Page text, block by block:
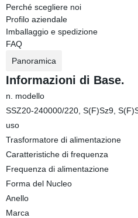
Perché scegliere noi
Profilo aziendale
Imballaggio e spedizione
FAQ
Panoramica
Informazioni di Base.
n. modello
SSZ20-240000/220, S(F)Sz9,
uso
Trasformatore di alimentazione
Caratteristiche di frequenza
Frequenza di alimentazione
Forma del Nucleo
Anello
Marca